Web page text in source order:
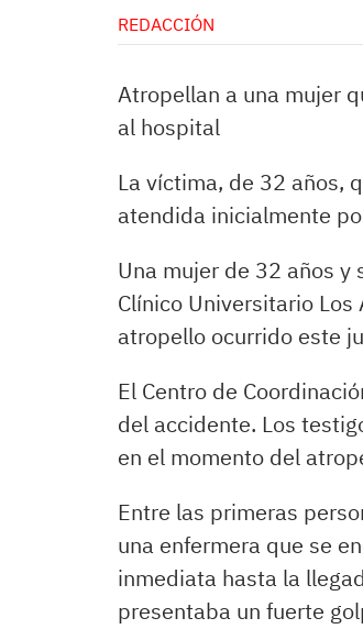
REDACCIÓN
Atropellan a una mujer
al hospital
La víctima, de 32 años,
atendida inicialmente
Una mujer de 32 años
Clínico Universitario
atropello ocurrido este
El Centro de
del accidente. Los
en el momento del
Entre las primeras
una enfermera que se
inmediata hasta la
presentaba un fuerte